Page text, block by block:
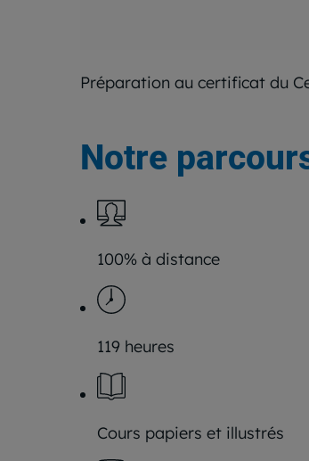
Préparation au certificat du
Notre
100% à distance
119 heures
Cours papiers et illustrés